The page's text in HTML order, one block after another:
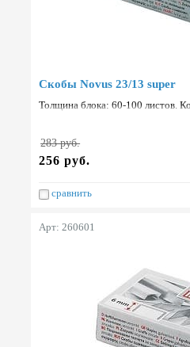
Скобы Novus 23/13 super
Толщина блока: 60-100 листов.
283 руб.
256 руб.
сравнить
Арт: 260601